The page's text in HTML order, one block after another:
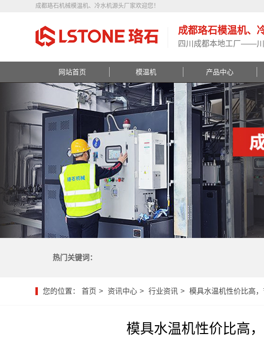
成都珞石机械模温机、冷水机源头厂家欢迎您！
成都珞石模温机、
四川成都本地工厂——
网站首页 模温机 产品中心
热门关键词：
您的位置： 首页 资讯中心 行业资讯 模具水温机性价比高
模具水温机性价比高